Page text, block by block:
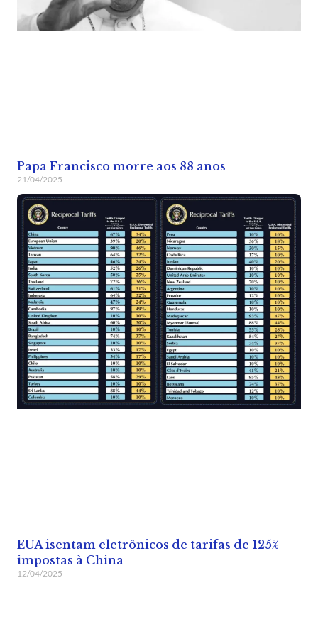
Papa Francisco morre aos 88 anos
21/04/2025
EUA isentam eletrônicos de tarifas de 125%
impostas à China
12/04/2025